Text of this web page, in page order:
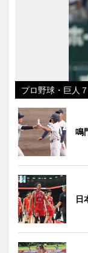
プロ野球・巨人
鳴
日